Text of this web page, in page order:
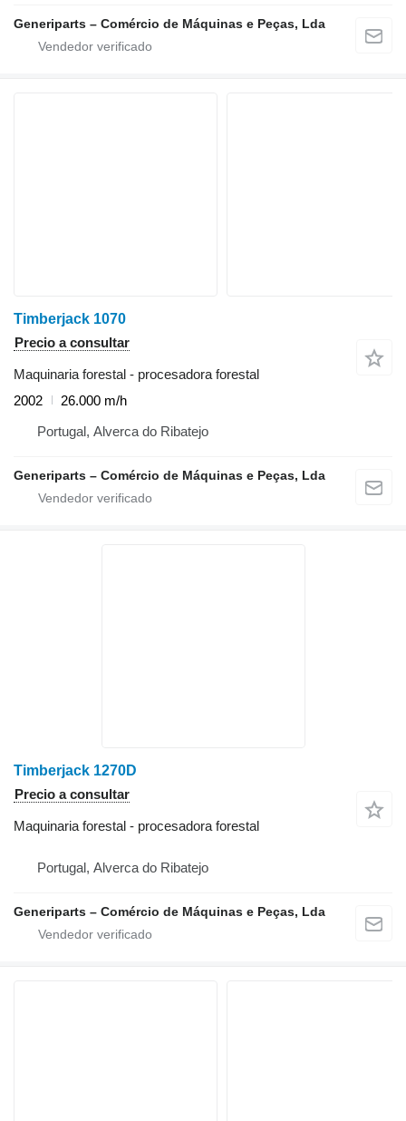
Generiparts – Comércio de Máquinas e Peças, Lda
Timberjack 1070
Precio a consultar
Maquinaria forestal - procesadora forestal
2002
26.000 m/h
Portugal, Alverca do Ribatejo
Generiparts – Comércio de Máquinas e Peças, Lda
Timberjack 1270D
Precio a consultar
Maquinaria forestal - procesadora forestal
Portugal, Alverca do Ribatejo
Generiparts – Comércio de Máquinas e Peças, Lda